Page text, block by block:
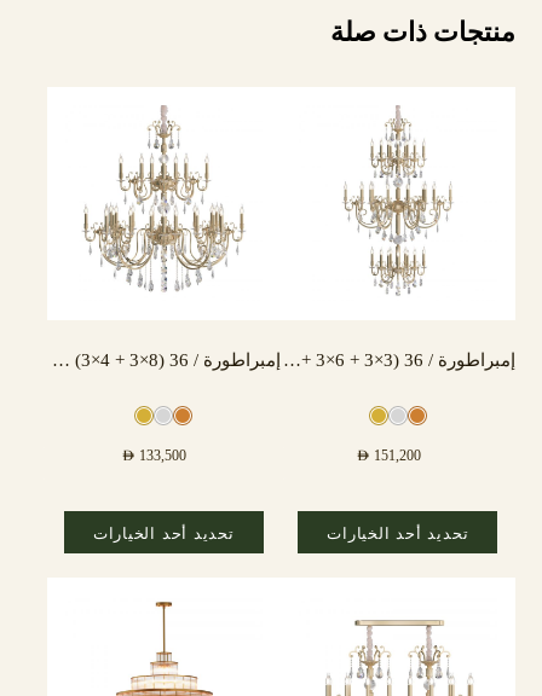
منتجات ذات صلة
إمبراطورة / 36 (3×3 + 6×3 + 3×3) مصباح
AED 151,200
تحديد أحد الخيارات
إمبراطورة / 36 (8×3 + 4×3) مصباح
AED 133,500
تحديد أحد الخيارات